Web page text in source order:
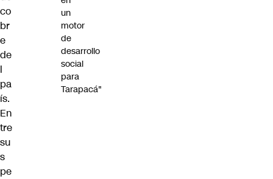
co
br
e
de
l
pa
ís.
En
tre
su
s
pe
un
motor
de
desarrollo
social
para
Tarapacá"